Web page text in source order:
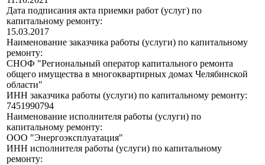
Дата подписания акта приемки работ (услуг) по
капитальному ремонту:
15.03.2017
Наименование заказчика работы (услуги) по капитальному
ремонту:
СНОФ "Региональный оператор капитального ремонта
общего имущества в многоквартирных домах Челябинской
области"
ИНН заказчика работы (услуги) по капитальному ремонту:
7451990794
Наименование исполнителя работы (услуги) по
капитальному ремонту:
ООО "Энергоэксплуатация"
ИНН исполнителя работы (услуги) по капитальному
ремонту: